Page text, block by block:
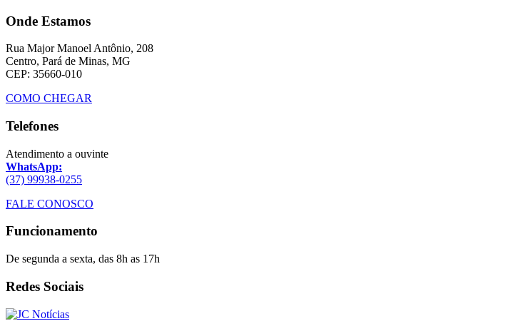
Onde Estamos
Rua Major Manoel Antônio, 208
Centro, Pará de Minas, MG
CEP: 35660-010
COMO CHEGAR
Telefones
Atendimento a ouvinte
WhatsApp:
(37) 99938-0255
FALE CONOSCO
Funcionamento
De segunda a sexta, das 8h as 17h
Redes Sociais